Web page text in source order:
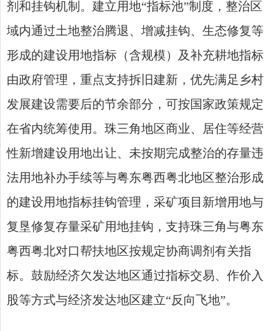
剂和挂钩机制。建立用地“指标池”制度，整治区
域内通过土地整治腾退、增减挂钩、生态修复等
形成的建设用地指标（含规模）及补充耕地指标
由政府管理，重点支持拆旧建新，优先满足乡村
发展建设需要后的节余部分，可按国家政策规定
在省内统筹使用。珠三角地区商业、居住等经营
性新增建设用地出让、未按期完成整治的存量违
法用地补办手续等与粤东粤西粤北地区整治形成
的建设用地指标挂钩管理，采矿项目新增用地与
复垦修复存量采矿用地挂钩，支持珠三角与粤东
粤西粤北对口帮扶地区按规定协商调剂有关指
标。鼓励经济欠发达地区通过指标交易、作价入
股等方式与经济发达地区建立“反向飞地”。